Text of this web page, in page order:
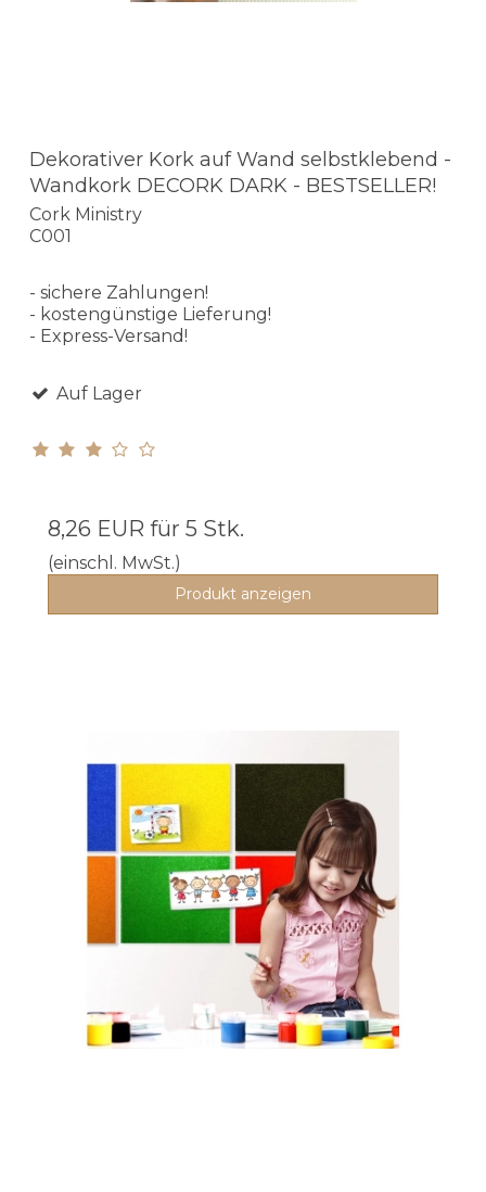
Dekorativer Kork auf Wand selbstklebend -
Wandkork DECORK DARK - BESTSELLER!
Cork Ministry
C001
- sichere Zahlungen!
- kostengünstige Lieferung!
- Express-Versand!
Auf Lager
8,26 EUR für 5 Stk.
(einschl. MwSt.)
Produkt anzeigen